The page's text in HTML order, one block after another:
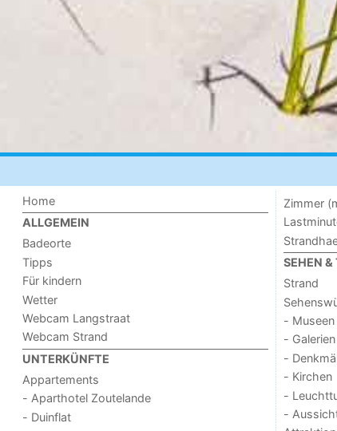
Home
ALLGEMEIN
Badeorte
Tipps
Für kindern
Wetter
Webcam Langstraat
Webcam Strand
UNTERKÜNFTE
Appartements
- Aparthotel Zoutelande
- Duinflat
Zimmer
SEHEN &
Strand
- Museen
- Galerien
-
- Kirchen
-
-